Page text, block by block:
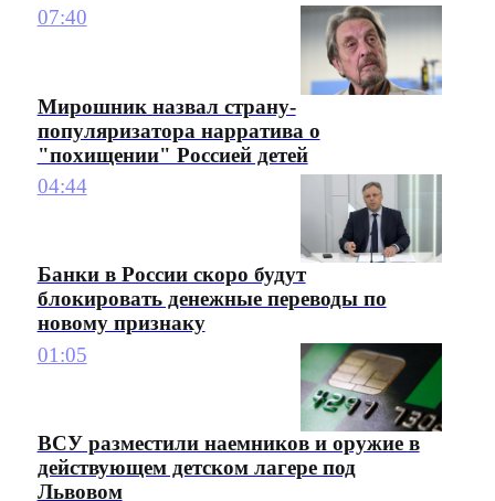
07:40
Мирошник назвал страну-
популяризатора нарратива о
"похищении" Россией детей
04:44
Банки в России скоро будут
блокировать денежные переводы по
новому признаку
01:05
ВСУ разместили наемников и оружие в
действующем детском лагере под
Львовом